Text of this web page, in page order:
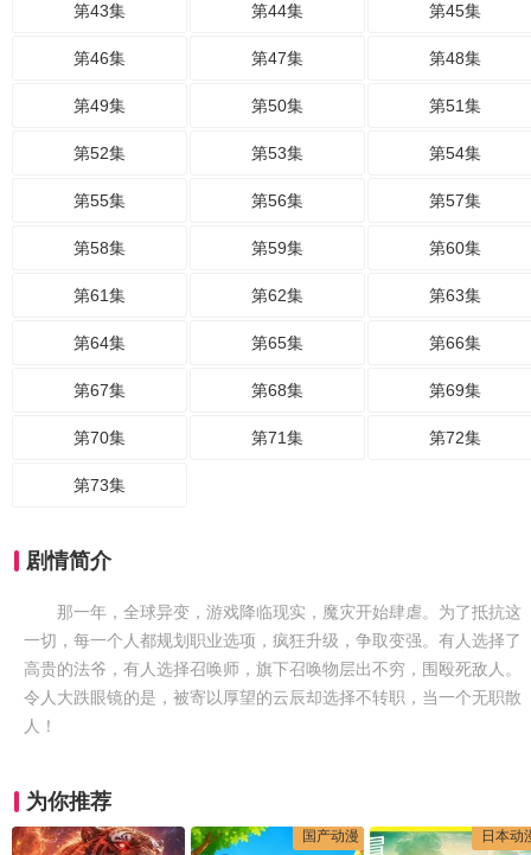
第43集 第44集 第45集
第46集 第47集 第48集
第49集 第50集 第51集
第52集 第53集 第54集
第55集 第56集 第57集
第58集 第59集 第60集
第61集 第62集 第63集
第64集 第65集 第66集
第67集 第68集 第69集
第70集 第71集 第72集
第73集
剧情简介
那一年，全球异变，游戏降临现实，魔灾开始肆虐。为了抵抗这
一切，每一个人都规划职业选项，疯狂升级，争取变强。有人选择了
高贵的法爷，有人选择召唤师，旗下召唤物层出不穷，围殴死敌人。
令人大跌眼镜的是，被寄以厚望的云辰却选择不转职，当一个无职散
人！
为你推荐
国产动漫 日本动